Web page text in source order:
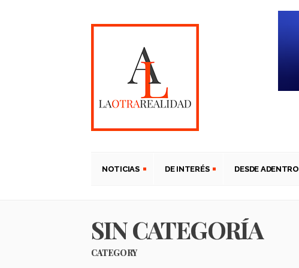
NOTICIAS DE INTERÉS DESDE ADENTRO
SIN CATEGORÍA
CATEGORY